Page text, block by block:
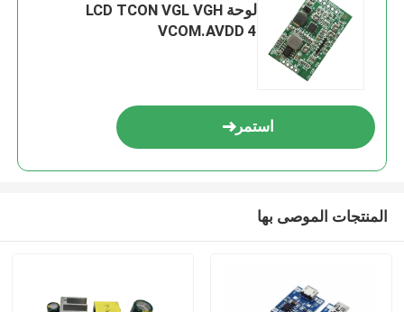
لوحة LCD TCON VGL VGH
VCOM.AVDD 4
استمر
المنتجات الموصى بها